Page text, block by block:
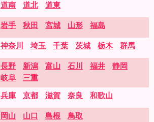
道南 道北 道東
岩手 秋田 宮城 山形 福島
神奈川 埼玉 千葉 茨城 栃木 群馬
長野 新潟 富山 石川 福井
静岡
岐阜 三重
兵庫 京都 滋賀 奈良 和歌山
岡山 山口 島根 鳥取